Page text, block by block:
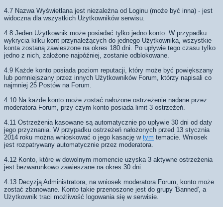
4.7 Nazwa Wyświetlana jest niezależna od Loginu (może być inna) - jest
widoczna dla wszystkich Użytkowników serwisu.
4.8 Jeden Użytkownik może posiadać tylko jedno konto. W przypadku
wykrycia kilku kont przynależących do jednego Użytkownika, wszystkie
konta zostaną zawieszone na okres 180 dni. Po upływie tego czasu tylko
jedno z nich, założone najpóźniej, zostanie odblokowane.
4.9 Każde konto posiada poziom reputacji, który może być powiększany
lub pomniejszany przez innych Użytkowników Forum, którzy napisali co
najmniej 25 Postów na Forum.
4.10 Na każde konto może zostać nałożone ostrzeżenie nadane przez
moderatora Forum, przy czym konto posiada limit 3 ostrzeżeń.
4.11 Ostrzeżenia kasowane są automatycznie po upływie 30 dni od daty
jego przyznania. W przypadku ostrzeżeń nałożonych przed 13 stycznia
2014 roku można wnioskować o jego kasację w tym temacie. Wniosek
jest rozpatrywany automatycznie przez moderatora.
4.12 Konto, które w dowolnym momencie uzyska 3 aktywne ostrzeżenia
jest bezwarunkowo zawieszane na okres 30 dni.
4.13 Decyzją Administratora, na wniosek moderatora Forum, konto może
zostać zbanowane. Konto takie przenoszone jest do grupy 'Banned', a
Użytkownik traci możliwość logowania się w serwisie.